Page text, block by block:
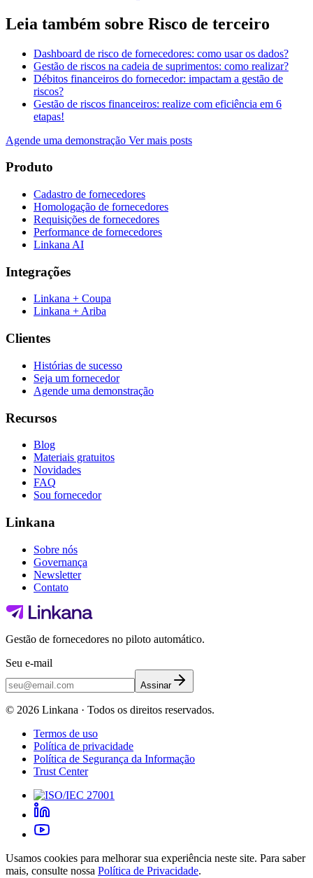
Leia também sobre Risco de terceiro
Dashboard de risco de fornecedores: como usar os dados?
Gestão de riscos na cadeia de suprimentos: como realizar?
Débitos financeiros do fornecedor: impactam a gestão de
riscos?
Gestão de riscos financeiros: realize com eficiência em 6
etapas!
Agende uma demonstração Ver mais posts
Produto
Cadastro de fornecedores
Homologação de fornecedores
Requisições de fornecedores
Performance de fornecedores
Linkana AI
Integrações
Linkana + Coupa
Linkana + Ariba
Clientes
Histórias de sucesso
Seja um fornecedor
Agende uma demonstração
Recursos
Blog
Materiais gratuitos
Novidades
FAQ
Sou fornecedor
Linkana
Sobre nós
Governança
Newsletter
Contato
Gestão de fornecedores no piloto automático.
Seu e-mail
Assinar
© 2026 Linkana · Todos os direitos reservados.
Termos de uso
Política de privacidade
Política de Segurança da Informação
Trust Center
Usamos cookies para melhorar sua experiência neste site. Para saber
mais, consulte nossa Política de Privacidade.